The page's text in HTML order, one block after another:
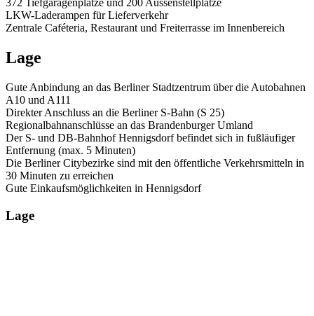
372 Tiefgaragenplätze und 200 Aussenstellplätze
LKW-Laderampen für Lieferverkehr
Zentrale Caféteria, Restaurant und Freiterrasse im Innenbereich
Lage
Gute Anbindung an das Berliner Stadtzentrum über die Autobahnen
A10 und A111
Direkter Anschluss an die Berliner S-Bahn (S 25)
Regionalbahnanschlüsse an das Brandenburger Umland
Der S- und DB-Bahnhof Hennigsdorf befindet sich in fußläufiger
Entfernung (max. 5 Minuten)
Die Berliner Citybezirke sind mit den öffentliche Verkehrsmitteln in
30 Minuten zu erreichen
Gute Einkaufsmöglichkeiten in Hennigsdorf
Lage